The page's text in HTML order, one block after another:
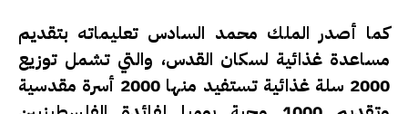
كما أصدر الملك محمد السادس تعليماته بتقديم
مساعدة غذائية لسكان القدس، والتي تشمل توزيع
2000 سلة غذائية تستفيد منها 2000 أسرة مقدسية